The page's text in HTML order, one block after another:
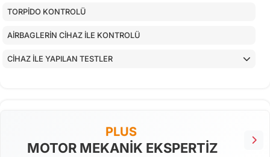
TORPİDO KONTROLÜ
AİRBAGLERİN CİHAZ İLE KONTROLÜ
CİHAZ İLE YAPILAN TESTLER
PLUS
MOTOR MEKANİK EKSPERTİZ